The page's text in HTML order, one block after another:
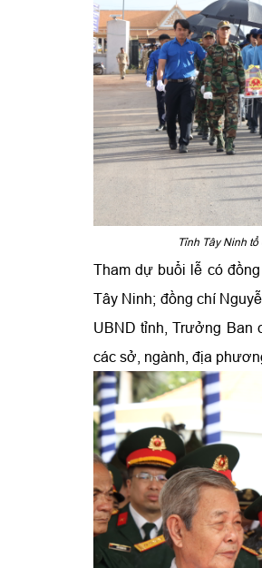
Tỉnh Tây Ninh
Tham dự buổi lễ có
Tây Ninh; đồng chí
UBND tỉnh, Trưởng Ban
các sở, ngành, địa